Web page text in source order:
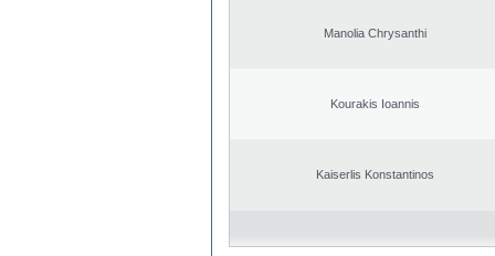
Manolia Chrysanthi
Kourakis Ioannis
Kaiserlis Konstantinos